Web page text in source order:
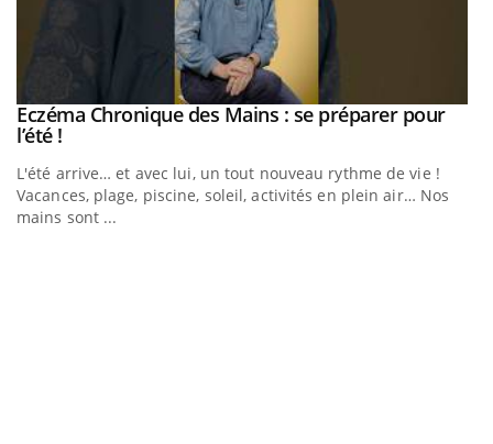
Youtube
Eczéma Chronique des Mains : se préparer pour
l’été !Youtube
L'été arrive… et avec lui, un tout nouveau rythme de vie !
Vacances, plage, piscine, soleil, activités en plein air… Nos
mains sont ...